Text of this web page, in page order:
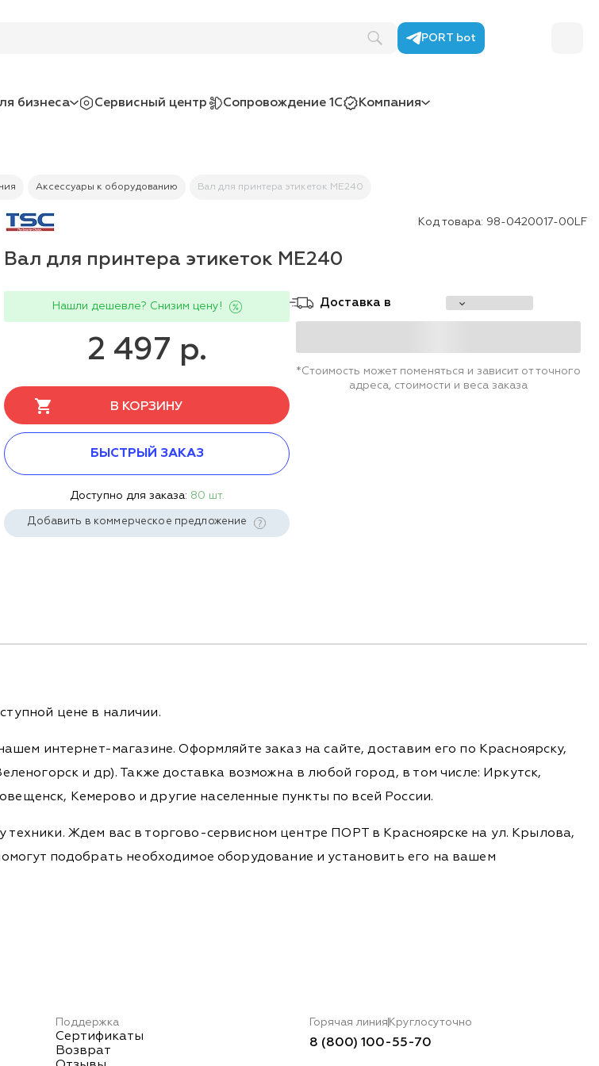
PORT bot
бизнеса Сервисный центр Сопровождение 1С Компания
Аксессуары к оборудованию Вал для принтера этикеток ME240
Код товара: 98-0420017-00LF
Вал для принтера этикеток ME240
Нашли дешевле? Снизим цену!
2 497 р.
В КОРЗИНУ
БЫСТРЫЙ ЗАКАЗ
Доступно для заказа: 80 шт.
Добавить в коммерческое предложение
Доставка в
*Стоимость может поменяться и зависит от точного
адреса, стоимости и веса заказа
цене в наличии.
интернет-магазине. Оформляйте заказ на сайте, доставим его по Красноярску,
и др). Также доставка возможна в любой город, в том числе: Иркутск,
Кемерово и другие населенные пункты по всей России.
Ждем вас в торгово-сервисном центре ПОРТ в Красноярске на ул. Крылова,
подобрать необходимое оборудование и установить его на вашем
Поддержка
Сертификаты
Возврат
Горячая линия Круглосуточно
8 (800) 100-55-70